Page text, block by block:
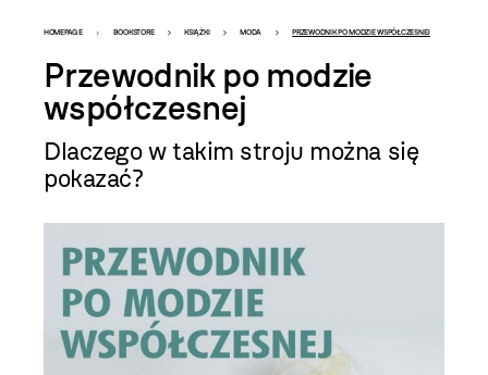
Bookstore
-
szablon
szczegóły
HOMEPAGE BOOKSTORE KSIĄŻKI MODA PRZEWODNIK PO MODZIE WSPÓŁCZESNEJ
Przewodnik po modzie
współczesnej
Dlaczego w takim stroju można się
pokazać?